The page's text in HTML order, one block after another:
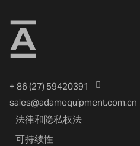
+ 86 (27) 59420391
sales@adamequipment.com.cn
法律和隐私权法
可持续性